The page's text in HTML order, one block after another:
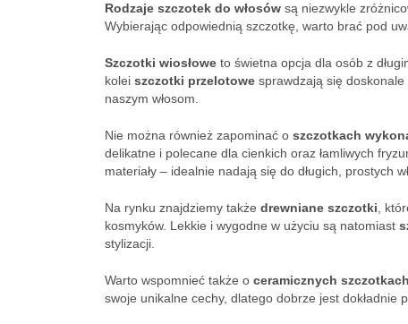
Rodzaje szczotek do włosów są niezwykle
Wybierając odpowiednią szczotkę, warto brać pod
Szczotki wiosłowe to świetna opcja dla osób z
kolei szczotki przelotowe sprawdzają się
naszym włosom.
Nie można również zapominać o szczotkach
delikatne i polecane dla cienkich oraz łamliwych
materiały – idealnie nadają się do długich, prostych
Na rynku znajdziemy także drewniane szczotki ,
kosmyków. Lekkie i wygodne w użyciu są natomiast
stylizacji.
Warto wspomnieć także o ceramicznych szczotkach
swoje unikalne cechy, dlatego dobrze jest dokładnie